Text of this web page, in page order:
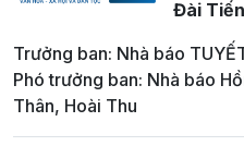
Đài
Trưởng ban: Nhà báo
Phó trưởng ban: Nhà báo
Thân, Hoài Thu